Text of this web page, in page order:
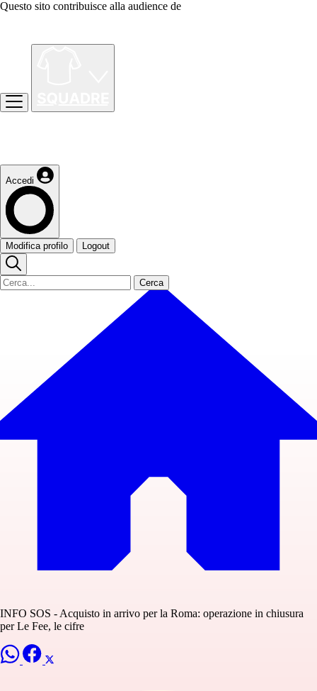
Questo sito contribuisce alla audience de
Accedi
Modifica profilo Logout
Cerca
INFO SOS - Acquisto in arrivo per la Roma: operazione in chiusura
per Le Fee, le cifre